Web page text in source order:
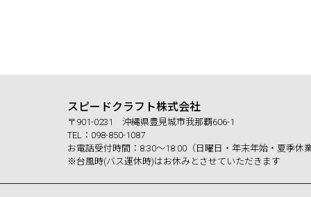
スピードクラフト株式会社
〒901-0231 沖縄県豊見城市我那覇606-1
TEL：098-850-1087
お電話受付時間：8:30～18:00（日曜日・年末年始・夏季休
※台風時(バス運休時)はお休みとさせていただきます